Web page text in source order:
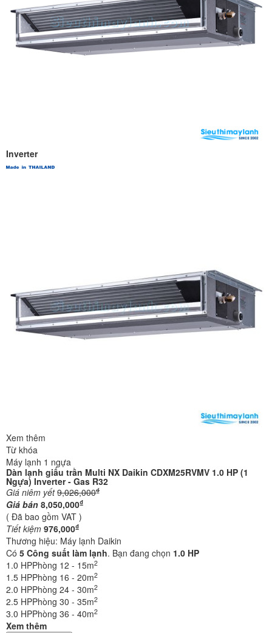
Inverter
Xem thêm
Từ khóa
Máy lạnh 1 ngựa
Dàn lạnh giấu trần Multi NX Daikin CDXM25RVMV 1.0 HP (1
Ngựa) Inverter - Gas R32
Giá niêm yết 9,026,000₫
Giá bán 8,050,000₫
( Đã bao gồm VAT )
Tiết kiệm 976,000₫
Thương hiệu: Máy lạnh Daikin
Có 5 Công suất làm lạnh. Bạn đang chọn 1.0 HP
1.0 HPPhòng 12 - 15m2
1.5 HPPhòng 16 - 20m2
2.0 HPPhòng 24 - 30m2
2.5 HPPhòng 30 - 35m2
3.0 HPPhòng 36 - 40m2
Xem thêm